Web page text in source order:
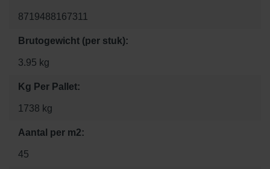
8719488167311
Brutogewicht (per stuk):
3.95 kg
Kg Per Pallet:
1738 kg
Aantal per m2:
45